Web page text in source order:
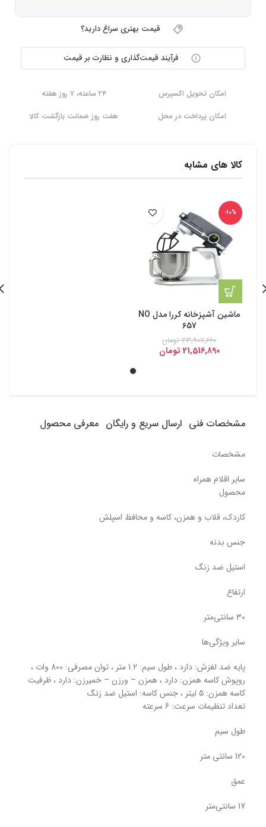
قیمت بهتری سراغ دارید؟
فرآیند قیمت‌گذاری و نظارت بر قیمت
امکان تحویل اکسپرس
۲۴ ساعته، ۷ روز هفته
امکان پرداخت در محل
هفت روز ضمانت بازگشت کالا
کالا های مشابه
-10%
ماشین آشپزخانه کررا مدل NO
657
23,907,660 تومان
21,516,890 تومان
مشخصات فنی ارسال سریع و رایگان معرفی محصول
مشخصات
سایر اقلام همراه
محصول
کاردک، قلاب و همزن، کاسه و محافظ اسپلش
جنس بدنه
استیل ضد زنگ
ارتفاع
30 سانتی‌متر
سایر ویژگی‌ها
پایه ضد لغزش: دارد ، طول سیم: 1.2 متر ، توان مصرفی: 800 وات ،
روپوش کاسه همزن: دارد ، همزن – ورزن – خمیرزن: دارد ، ظرفیت
کاسه همزن: 5 لیتر ، جنس کاسه: استیل ضد زنگ
تعداد تنظیمات سرعت: 6 سرعته
طول سیم
120 سانتی متر
عمق
17 سانتی‌متر